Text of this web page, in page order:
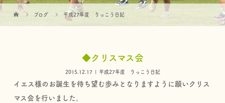
ブログ 平成27年度 りっこう日記
◆クリスマス会
2015.12.17 平成27年度 りっこう日記
イエス様のお誕生を待ち望む歩みとなりますように願いクリス
マス会を行いました。